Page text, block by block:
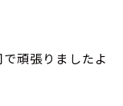
頑張りましたよ